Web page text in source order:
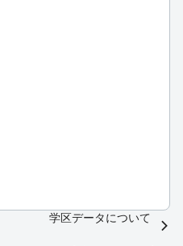
学区データについて